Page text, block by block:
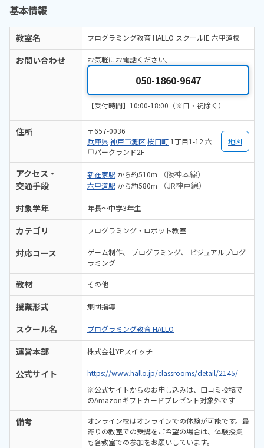
基本情報
教室名 プログラミング教育 HALLO スクールIE 六甲道校
お問い合わせ お気軽にお電話ください。
050-1860-9647
【受付時間】10:00-18:00（※日・祝除く）
住所
〒657-0036
兵庫県神戸市灘区 桜口町 1丁目1-12 六
甲パークランド2F
地図
アクセス・
交通手段
新在家駅 から約510m （阪神本線）
六甲道駅 から約580m （JR神戸線）
対象学年 年長～中学3年生
カテゴリ プログラミング・ロボット教室
対応コース ゲーム制作 プログラミング
ビジュアルプログ
ラミング
教材 その他
授業形式 集団指導
スクール名 プログラミング教育 HALLO
運営本部 株式会社YPスイッチ
公式サイト
https://www.hallo.jp/classrooms/detail/2145/
※公式サイトからのお申し込みは、口コミ投稿で
のAmazonギフトカードプレゼント対象外です
備考
オンライン校はオンラインでの体験が可能です。最
寄りの教室での受講をご希望の場合は、体験授業
も各教室での参加をお願いしています。